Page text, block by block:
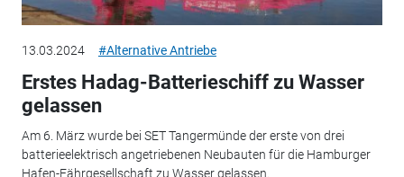
13.03.2024 #Alternative Antriebe
Erstes Hadag-Batterieschiff zu Wasser
gelassen
Am 6. März wurde bei SET Tangermünde der erste von drei
batterieelektrisch angetriebenen Neubauten für die Hamburger
Hafen-Fährgesellschaft zu Wasser gelassen.